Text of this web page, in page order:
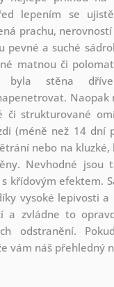
lepením se
prachu,
pevné a suché
matnou či
byla stěna
Naopak
či strukturované
(méně než 14 dní
nebo na kluzké,
Nevhodné jsou
křídovým efektem.
vysoké lepivosti a
a zvládne to
odstranění.
vám náš přehledný